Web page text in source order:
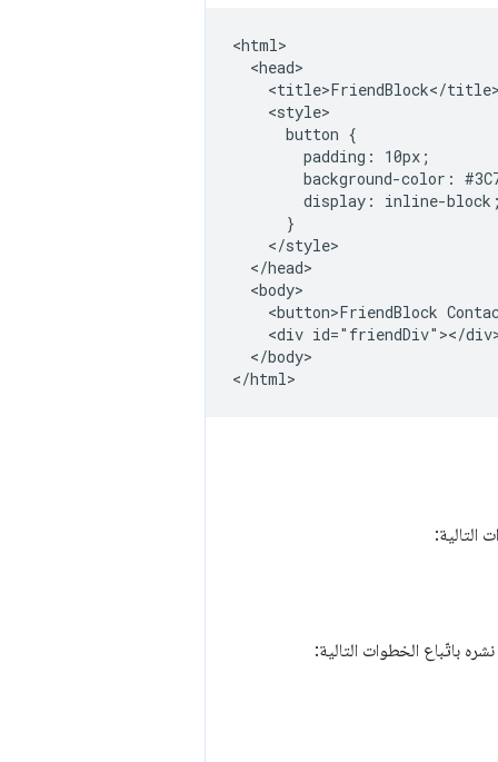
<html>
  <head>
<title>FriendBlock</
    <style>
      button {
        padding: 10px;
background-color:
display: inline-
      }
    </style>
  </head>
  <body>
<button>FriendBlock
<div id="friendDiv"></
  </body>
التالية:
باتّباع الخطوات التالية: